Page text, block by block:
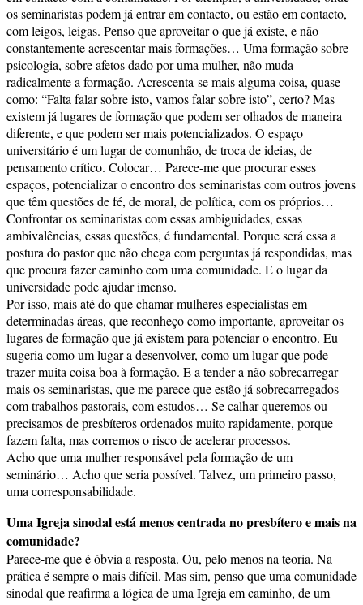
os seminaristas podem já entrar em contacto, ou estão em contacto,
com leigos, leigas. Penso que aproveitar o que já existe, e não
constantemente acrescentar mais formações… Uma formação sobre
psicologia, sobre afetos dado por uma mulher, não muda
radicalmente a formação. Acrescenta-se mais alguma coisa, quase
como: “Falta falar sobre isto, vamos falar sobre isto”, certo? Mas
existem já lugares de formação que podem ser olhados de maneira
diferente, e que podem ser mais potencializados. O espaço
universitário é um lugar de comunhão, de troca de ideias, de
pensamento crítico. Colocar… Parece-me que procurar esses
espaços, potencializar o encontro dos seminaristas com outros jovens
que têm questões de fé, de moral, de política, com os próprios…
Confrontar os seminaristas com essas ambiguidades, essas
ambivalências, essas questões, é fundamental. Porque será essa a
postura do pastor que não chega com perguntas já respondidas, mas
que procura fazer caminho com uma comunidade. E o lugar da
universidade pode ajudar imenso.
Por isso, mais até do que chamar mulheres especialistas em
determinadas áreas, que reconheço como importante, aproveitar os
lugares de formação que já existem para potenciar o encontro. Eu
sugeria como um lugar a desenvolver, como um lugar que pode
trazer muita coisa boa à formação. E a tender a não sobrecarregar
mais os seminaristas, que me parece que estão já sobrecarregados
com trabalhos pastorais, com estudos… Se calhar queremos ou
precisamos de presbíteros ordenados muito rapidamente, porque
fazem falta, mas corremos o risco de acelerar processos.
Acho que uma mulher responsável pela formação de um
seminário… Acho que seria possível. Talvez, um primeiro passo,
uma corresponsabilidade.
Uma Igreja sinodal está menos centrada no presbítero e mais na
comunidade?
Parece-me que é óbvia a resposta. Ou, pelo menos na teoria. Na
prática é sempre o mais difícil. Mas sim, penso que uma comunidade
sinodal que reafirma a lógica de uma Igreja em caminho, de um